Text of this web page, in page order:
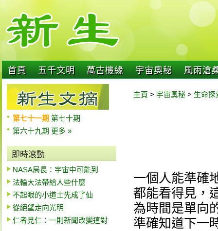
首頁 五千文明 萬古機緣 宇宙奧秘 風雨滄
第七十一期 第七十期
第六十九期 更多 »
即時滾動
NASA局長：宇宙中可能到
法輪大法帶給人些什麼
不起眼的小道士先成了仙
從絕望走向光明
仁者見仁：一則新聞改變這對
主頁 > 宇宙奧秘 > 生命探
一個人能準確
都能看得見，
為時間是單向
準確知道下一